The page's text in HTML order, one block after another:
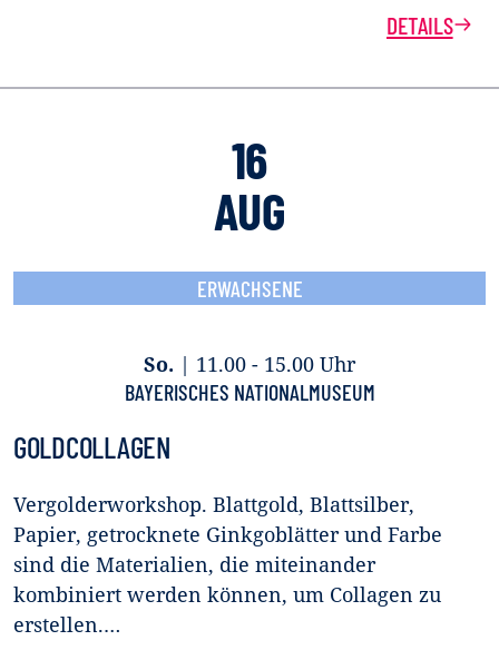
DETAILS
16
AUG
ERWACHSENE
So. | 11.00 - 15.00 Uhr
BAYERISCHES NATIONALMUSEUM
GOLDCOLLAGEN
Vergolderworkshop. Blattgold, Blattsilber,
Papier, getrocknete Ginkgoblätter und Farbe
sind die Materialien, die miteinander
kombiniert werden können, um Collagen zu
erstellen.…